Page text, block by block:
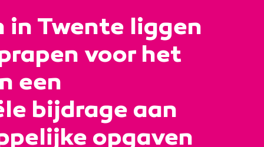
in Twente liggen
voor het
een
bijdrage aan
opgaven